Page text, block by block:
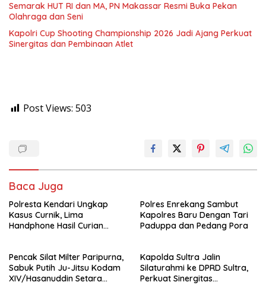
Semarak HUT RI dan MA, PN Makassar Resmi Buka Pekan
Olahraga dan Seni
Kapolri Cup Shooting Championship 2026 Jadi Ajang Perkuat
Sinergitas dan Pembinaan Atlet
Post Views: 503
Baca Juga
Polresta Kendari Ungkap
Kasus Curnik, Lima
Handphone Hasil Curian
Polres Enrekang Sambut
Kapolres Baru Dengan Tari
Paduppa dan Pedang Pora
Pencak Silat Milter Paripurna,
Sabuk Putih Ju-Jitsu Kodam
XIV/Hasanuddin Setara
Kapolda Sultra Jalin
Silaturahmi ke DPRD Sultra,
Perkuat Sinergitas